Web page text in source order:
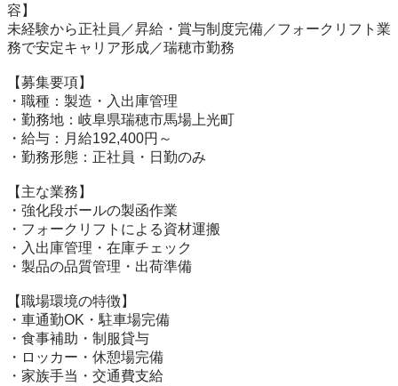
容】
未経験から正社員／昇給・賞与制度完備／フォークリフト業
務で安定キャリア形成／瑞穂市勤務
【募集要項】
・職種：製造・入出庫管理
・勤務地：岐阜県瑞穂市馬場上光町
・給与：月給192,400円～
・勤務形態：正社員・日勤のみ
【主な業務】
・強化段ボールの製函作業
・フォークリフトによる資材運搬
・入出庫管理・在庫チェック
・製品の品質管理・出荷準備
【職場環境の特徴】
・車通勤OK・駐車場完備
・食事補助・制服貸与
・ロッカー・休憩場完備
・家族手当・交通費支給